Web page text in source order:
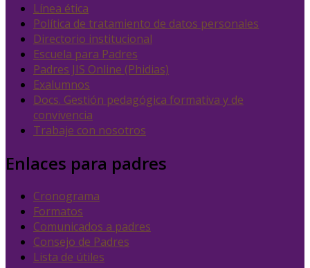
Línea ética
Política de tratamiento de datos personales
Directorio institucional
Escuela para Padres
Padres JIS Online (Phidias)
Exalumnos
Docs. Gestión pedagógica formativa y de
convivencia
Trabaje con nosotros
Enlaces para padres
Cronograma
Formatos
Comunicados a padres
Consejo de Padres
Lista de útiles